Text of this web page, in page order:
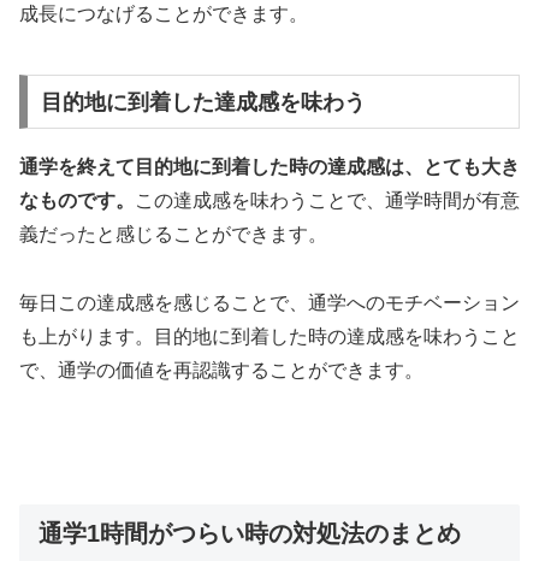
成長につなげることができます。
目的地に到着した達成感を味わう
通学を終えて目的地に到着した時の達成感は、とても大き
なものです。
この達成感を味わうことで、通学時間が有意
義だったと感じることができます。
毎日この達成感を感じることで、通学へのモチベーション
も上がります。
目的地に到着した時の達成感を味わうこと
で、通学の価値を再認識することができます。
通学1時間がつらい時の対処法のまとめ